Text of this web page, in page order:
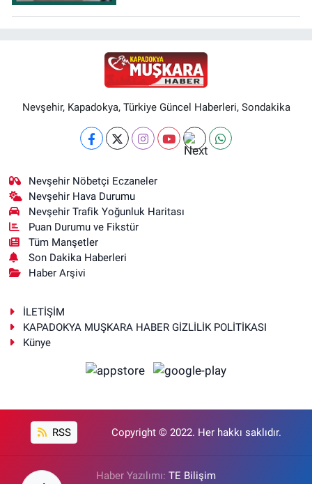
Nevşehir, Kapadokya, Türkiye Güncel Haberleri, Sondakika
Nevşehir Nöbetçi Eczaneler
Nevşehir Hava Durumu
Nevşehir Trafik Yoğunluk Haritası
Puan Durumu ve Fikstür
Tüm Manşetler
Son Dakika Haberleri
Haber Arşivi
İLETİŞİM
KAPADOKYA MUŞKARA HABER GİZLİLİK POLİTİKASI
Künye
RSS Copyright © 2022. Her hakkı saklıdır.
Haber Yazılımı: TE Bilişim